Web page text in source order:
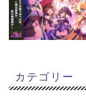
カテゴリー